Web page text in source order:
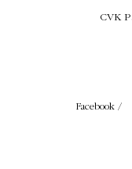
Facebook /
CVK